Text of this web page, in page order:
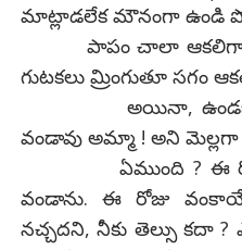
మాట్లాడలేక మౌనంగా ఉండి
పాపం చాలా ఆకలిగా
గుటకలు మ్రింగుతూ సగం
అయినా,
వండావు అమ్మా ! అని మెల్లగా
ఏముంది ? ఈ రోజు
వండాను. ఈ రోజు
నచ్చదని, నీకు తెల్సు కదా ?